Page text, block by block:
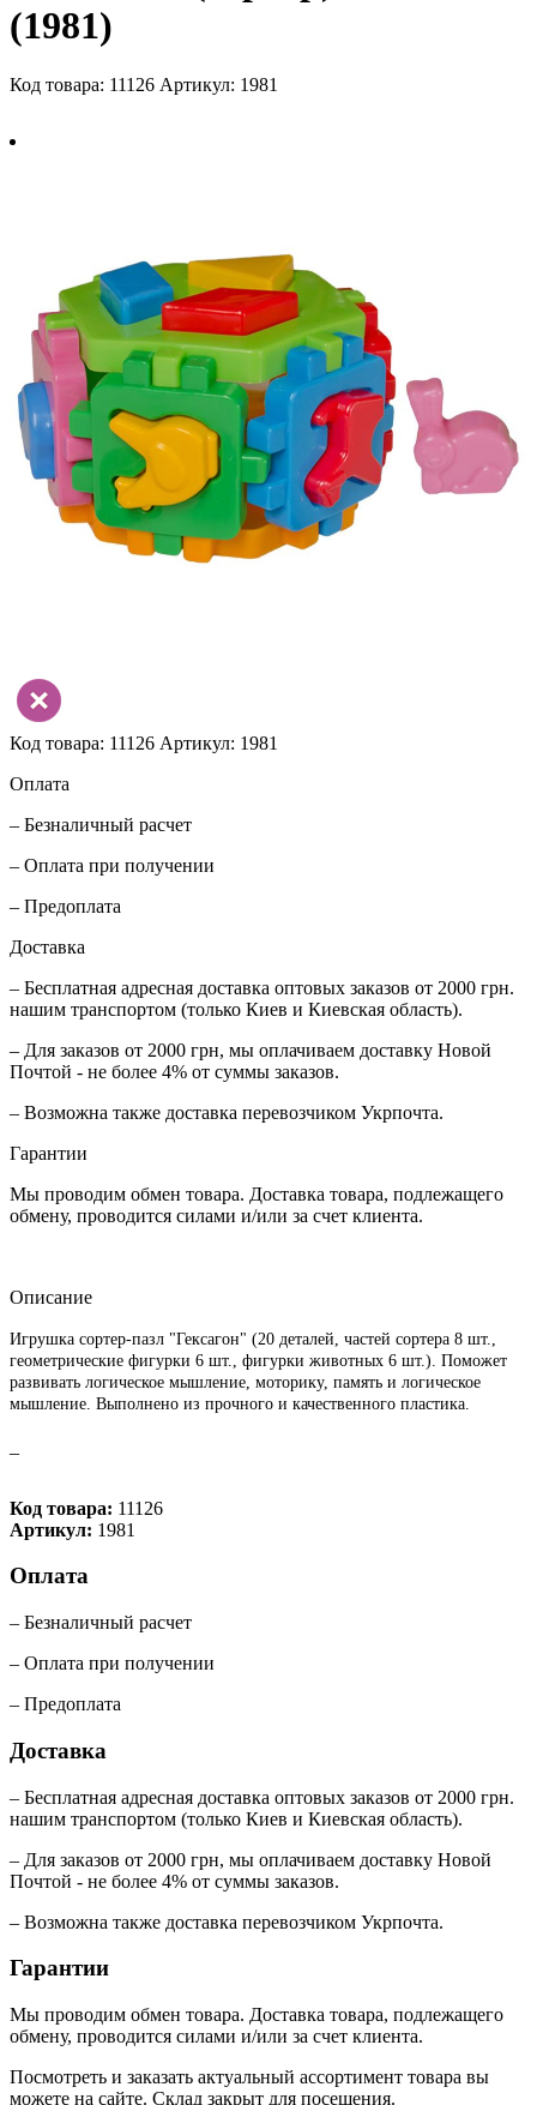
(1981)
Код товара: 11126 Артикул: 1981
Код товара: 11126 Артикул: 1981
Оплата
– Безналичный расчет
– Оплата при получении
– Предоплата
Доставка
– Бесплатная адресная доставка оптовых заказов от 2000 грн.
нашим транспортом (только Киев и Киевская область).
– Для заказов от 2000 грн, мы оплачиваем доставку Новой
Почтой - не более 4% от суммы заказов.
– Возможна также доставка перевозчиком Укрпочта.
Гарантии
Мы проводим обмен товара. Доставка товара, подлежащего
обмену, проводится силами и/или за счет клиента.
Описание
Игрушка сортер-пазл "Гексагон" (20 деталей, частей сортера 8 шт.,
геометрические фигурки 6 шт., фигурки животных 6 шт.). Поможет
развивать логическое мышление, моторику, память и логическое
мышление. Выполнено из прочного и качественного пластика.
Код товара: 11126
Артикул: 1981
Оплата
– Безналичный расчет
– Оплата при получении
– Предоплата
Доставка
– Бесплатная адресная доставка оптовых заказов от 2000 грн.
нашим транспортом (только Киев и Киевская область).
– Для заказов от 2000 грн, мы оплачиваем доставку Новой
Почтой - не более 4% от суммы заказов.
– Возможна также доставка перевозчиком Укрпочта.
Гарантии
Мы проводим обмен товара. Доставка товара, подлежащего
обмену, проводится силами и/или за счет клиента.
Посмотреть и заказать актуальный ассортимент товара вы
можете на сайте. Склад закрыт для посещения.